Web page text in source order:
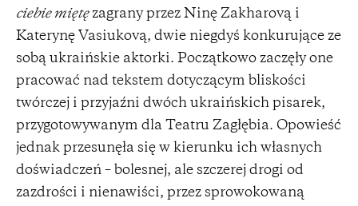
ciebie miętęzagrany przez Ninę Zakharovą i
Katerynę Vasiukovą, dwie niegdyś konkurujące ze
sobą ukraińskie aktorki. Początkowo zaczęły one
pracować nad tekstem dotyczącym bliskości
twórczej i przyjaźni dwóch ukraińskich pisarek,
przygotowywanym dla Teatru Zagłębia. Opowieść
jednak przesunęła się w kierunku ich własnych
doświadczeń – bolesnej, ale szczerej drogi od
zazdrości i nienawiści, przez sprowokowaną